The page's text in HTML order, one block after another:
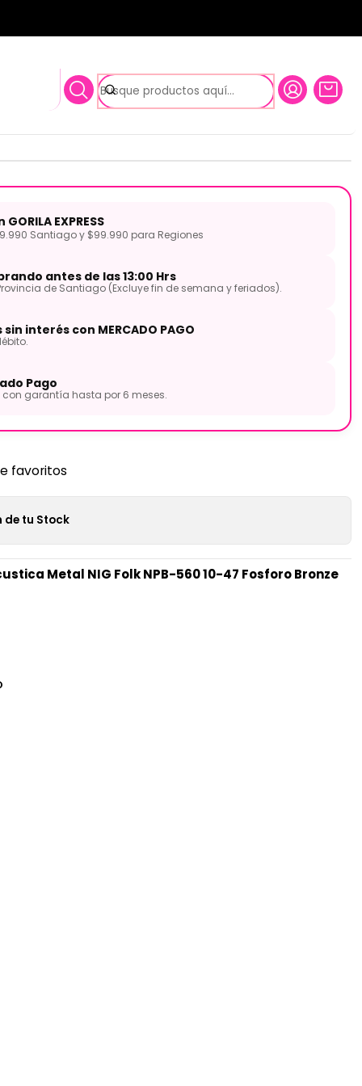
NPB-560 de Guitarra
Fosforo Bronce 10-47
EXPRESS
Santiago y $99.990 para Regiones
antes de las 13:00 Hrs
de Santiago (Excluye fin de semana y feriados).
interés con MERCADO PAGO
Pago
garantía hasta por 6 meses.
favoritos
tu Stock
Metal NIG Folk NPB-560 10-47 Fosforo Bronze